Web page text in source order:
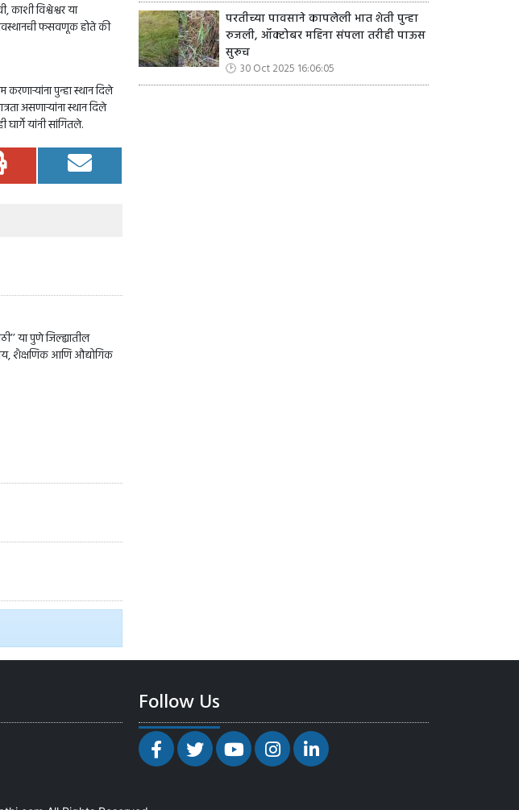
विश्वेश्वर या
फसवणूक होते की
पुन्हा स्थान दिले
असणाऱ्यांना स्थान दिले
यांनी सांगितले.
या पुणे जिल्ह्यातील
शैक्षणिक आणि औद्योगिक
परतीच्या पावसाने कापलेली भात शेती पुन्हा
रुजली, ऑक्टोबर महिना संपला तरीही पाऊस
सुरूच
30 Oct 2025 16:06:05
Follow Us